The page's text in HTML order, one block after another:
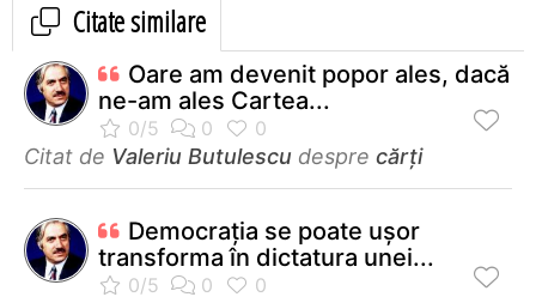
Citate similare
Oare am devenit popor ales, dacă
ne-am ales Cartea...
Citat de Valeriu Butulescu despre cărți
Democraţia se poate uşor
transforma în dictatura unei...